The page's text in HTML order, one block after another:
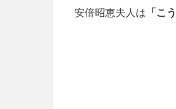
安倍昭恵夫人は 「こ